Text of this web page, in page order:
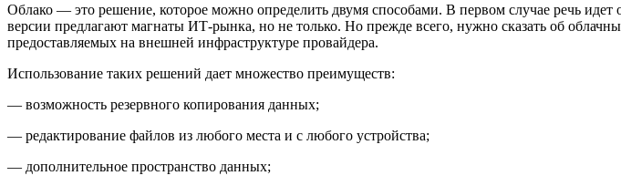
Облако — это решение, которое можно определить двумя способами. В первом случае речь
версии предлагают магнаты ИТ-рынка, но не только. Но прежде всего, нужно сказать об
предоставляемых на внешней инфраструктуре провайдера.
Использование таких решений дает множество преимуществ:
— возможность резервного копирования данных;
— редактирование файлов из любого места и с любого устройства;
— дополнительное пространство данных;